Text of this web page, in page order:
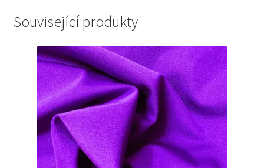
Související produkty